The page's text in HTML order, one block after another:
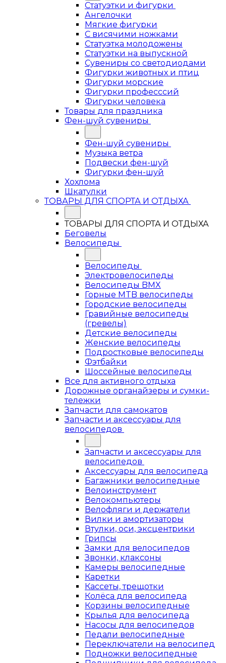
Статуэтки и фигурки
Ангелочки
Мягкие фигурки
С висячими ножками
Статуэтка молодожены
Статуэтки на выпускной
Сувениры со светодиодами
Фигурки животных и птиц
Фигурки морские
Фигурки професссий
Фигурки человека
Товары для праздника
Фен-шуй сувениры
Фен-шуй сувениры
Музыка ветра
Подвески фен-шуй
Фигурки фен-шуй
Хохлома
Шкатулки
ТОВАРЫ ДЛЯ СПОРТА И ОТДЫХА
ТОВАРЫ ДЛЯ СПОРТА И ОТДЫХА
Беговелы
Велосипеды
Велосипеды
Электровелосипеды
Велосипеды BMX
Горные MTB велосипеды
Городские велосипеды
Гравийные велосипеды
(гревелы)
Детские велосипеды
Женские велосипеды
Подростковые велосипеды
Фэтбайки
Шоссейные велосипеды
Все для активного отдыха
Дорожные органайзеры и сумки-
тележки
Запчасти для самокатов
Запчасти и аксессуары для
велосипедов
Запчасти и аксессуары для
велосипедов
Аксессуары для велосипеда
Багажники велосипедные
Велоинструмент
Велокомпьютеры
Велофляги и держатели
Вилки и амортизаторы
Втулки, оси, эксцентрики
Грипсы
Замки для велосипедов
Звонки, клаксоны
Камеры велосипедные
Каретки
Кассеты, трещотки
Колёса для велосипеда
Корзины велосипедные
Крылья для велосипеда
Насосы для велосипедов
Педали велосипедные
Переключатели на велосипед
Подножки велосипедные